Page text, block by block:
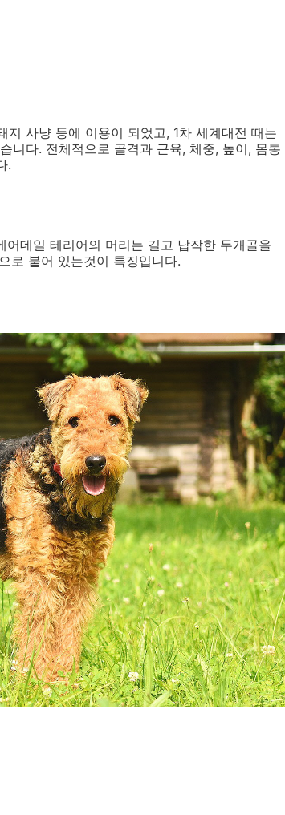
지 사냥 등에 이용이 되었고, 1차 세계대전 때는
니다. 전체적으로 골격과 근육, 체중, 높이, 몸통
.
데일 테리어의 머리는 길고 납작한 두개골을
로 붙어 있는것이 특징입니다.